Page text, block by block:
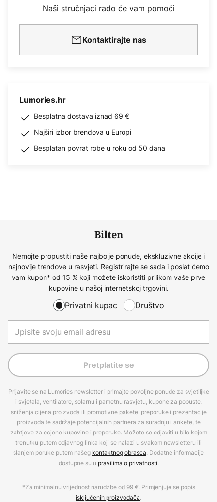
Naši stručnjaci rado će vam pomoći
Kontaktirajte nas
Lumories.hr
Besplatna dostava iznad 69 €
Najširi izbor brendova u Europi
Besplatan povrat robe u roku od 50 dana
Bilten
Nemojte propustiti naše najbolje ponude, ekskluzivne akcije i
najnovije trendove u rasvjeti. Registrirajte se sada i poslat ćemo
vam kupon* od 15 % koji možete iskoristiti prilikom vaše prve
kupovine u našoj internetskoj trgovini.
Privatni kupac Društvo
Pretplatite se
Prijavite se na Lumories newsletter i primajte povoljne ponude za svjetiljke
i svjetala, ventilatore, solarnu i pametnu rasvjetu, kupone za popuste,
sniženja cijena proizvoda ili promotivne pakete, preporuke i prezentacije
proizvoda te sadržaje potencijalnih partnera za suradnju i ankete, te
zahtjeve za ocjene kupovine i preporuke. Možete se odjaviti u bilo kojem
trenutku putem odjavnog linka koji se nalazi u svakom newsletteru ili
slanjem poruke putem našeg kontaktnog obrasca. Dodatne informacije
dostupne su u pravilima o privatnosti.
*Za minimalnu vrijednost narudžbe od 99 €. Primjenjuje se popis
isključenih proizvođača.